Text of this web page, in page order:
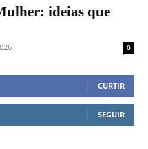
ideias que
0
CURTIR
SEGUIR